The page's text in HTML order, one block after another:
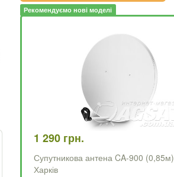
Рекомендуємо нові моделі
1 290 грн.
Супутникова антена CA-900 (0,85м)
Харків